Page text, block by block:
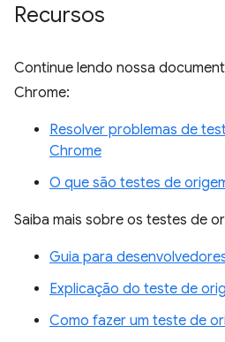
Recursos
Continue lendo nossa
Chrome:
Resolver problemas de
Chrome
O que são testes de
Saiba mais sobre os testes de
Guia para
Explicação do teste de
Como fazer um teste de